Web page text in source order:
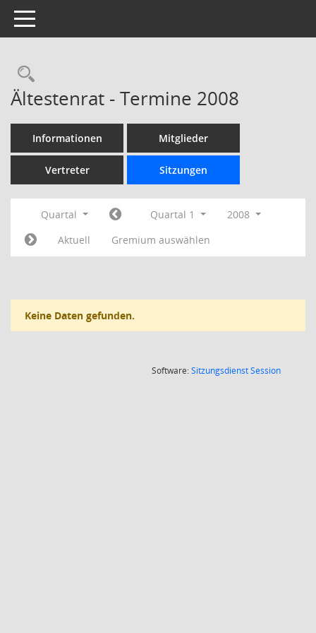
Toggle navigation
Rechercheauswahl
Ältestenrat - Termine 2008
Informationen Mitglieder
Vertreter Sitzungen
Quartal Quartal 1
2008
Aktuell
Gremium auswählen
Keine Daten gefunden.
Software:SitzungsdienstSession(Wird in